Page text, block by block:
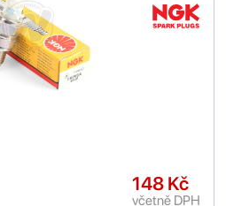
148 Kč
včetně DPH